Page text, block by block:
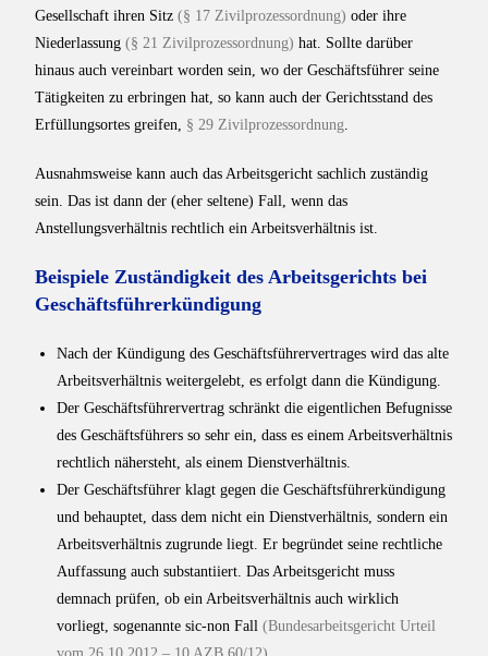
Gesellschaft ihren Sitz(§ 17 Zivilprozessordnung) oder ihre
Niederlassung(§ 21 Zivilprozessordnung) hat. Sollte darüber
hinaus auch vereinbart worden sein, wo der Geschäftsführer seine
Tätigkeiten zu erbringen hat, so kann auch der Gerichtsstand des
Erfüllungsortes greifen, § 29 Zivilprozessordnung.
Ausnahmsweise kann auch das Arbeitsgericht sachlich zuständig
sein. Das ist dann der (eher seltene) Fall, wenn das
Anstellungsverhältnis rechtlich ein Arbeitsverhältnis ist.
Beispiele Zuständigkeit des Arbeitsgerichts bei
Geschäftsführerkündigung
Nach der Kündigung des Geschäftsführervertrages wird das alte
Arbeitsverhältnis weitergelebt, es erfolgt dann die Kündigung.
Der Geschäftsführervertrag schränkt die eigentlichen Befugnisse
des Geschäftsführers so sehr ein, dass es einem Arbeitsverhältnis
rechtlich nähersteht, als einem Dienstverhältnis.
Der Geschäftsführer klagt gegen die Geschäftsführerkündigung
und behauptet, dass dem nicht ein Dienstverhältnis, sondern ein
Arbeitsverhältnis zugrunde liegt. Er begründet seine rechtliche
Auffassung auch substantiiert. Das Arbeitsgericht muss
demnach prüfen, ob ein Arbeitsverhältnis auch wirklich
vorliegt, sogenannte sic-non Fall(Bundesarbeitsgericht Urteil